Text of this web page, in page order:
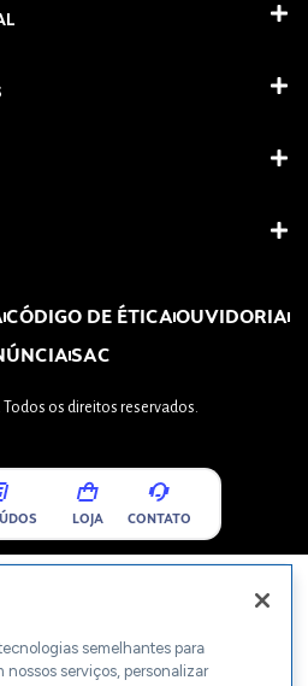
CÓDIGO DE ÉTICAOUVIDORIA
SAC
Todos os direitos reservados.
LOJA CONTATO
semelhantes para
nossos serviços, personalizar